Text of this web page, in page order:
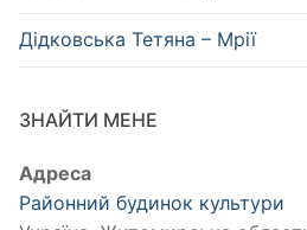
Дідковська Тетяна – Мрії
ЗНАЙТИ МЕНЕ
Адреса
Районний будинок культури